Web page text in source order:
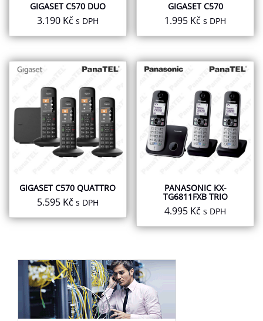
GIGASET C570 DUO
3.190 Kč s DPH
GIGASET C570
1.995 Kč s DPH
GIGASET C570 QUATTRO
5.595 Kč s DPH
PANASONIC KX-
TG6811FXB TRIO
4.995 Kč s DPH